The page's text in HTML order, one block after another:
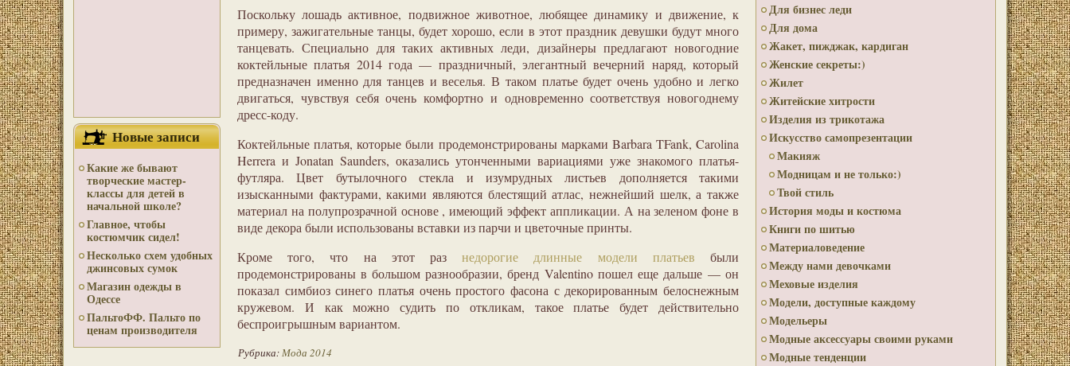
Новые записи
Какие же бывают
творческие мастер-
классы для детей в
начальной школе?
Главное, чтобы
костюмчик сидел!
Несколько схем удобных
джинсовых сумок
Магазин одежды в
Одессе
ПальтоФФ. Пальто по
ценам производителя
Поскольку лошадь активное, подвижное животное, любящее динамику и движение, к
примеру, зажигательные танцы, будет хорошо, если в этот праздник девушки будут много
танцевать. Специально для таких активных леди, дизайнеры предлагают новогодние
коктейльные платья 2014 года — праздничный, элегантный вечерний наряд, который
предназначен именно для танцев и веселья. В таком платье будет очень удобно и легко
двигаться, чувствуя себя очень комфортно и одновременно соответствуя новогоднему
дресс-коду.
Коктейльные платья, которые были продемонстрированы марками Barbara TFank, Carolina
Herrera и Jonatan Saunders, оказались утонченными вариациями уже знакомого платья-
футляра. Цвет бутылочного стекла и изумрудных листьев дополняется такими
изысканными фактурами, какими являются блестящий атлас, нежнейший шелк, а также
материал на полупрозрачной основе , имеющий эффект аппликации. А на зеленом фоне в
виде декора были использованы вставки из парчи и цветочные принты.
Кроме того, что на этот разнедорогие длинные модели платьев были
продемонстрированы в большом разнообразии, бренд Valentino пошел еще дальше — он
показал симбиоз синего платья очень простого фасона с декорированным белоснежным
кружевом. И как можно судить по откликам, такое платье будет действительно
беспроигрышным вариантом.
Рубрика:Мода 2014
Для бизнес леди
Для дома
Жакет, пижджак, кардиган
Женские секреты:)
Жилет
Житейские хитрости
Изделия из трикотажа
Искусство самопрезентации
Макияж
Модницам и не только:)
Твой стиль
История моды и костюма
Книги по шитью
Материаловедение
Между нами девочками
Меховые изделия
Модели, доступные каждому
Модельеры
Модные аксессуары своими руками
Модные тенденции